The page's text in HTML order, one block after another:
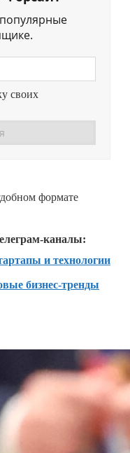
своих
формате
каналы:
и технологии
бизнес-тренды